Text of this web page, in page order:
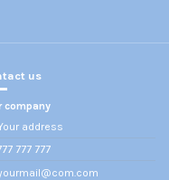
us
company
address
777 777